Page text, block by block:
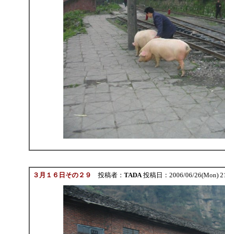
３月１６日その２９ 投稿者： TADA投稿日：2006/06/26(Mon)